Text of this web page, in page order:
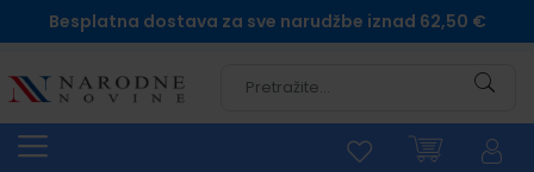
Besplatna dostava za sve narudžbe iznad 62,50 €